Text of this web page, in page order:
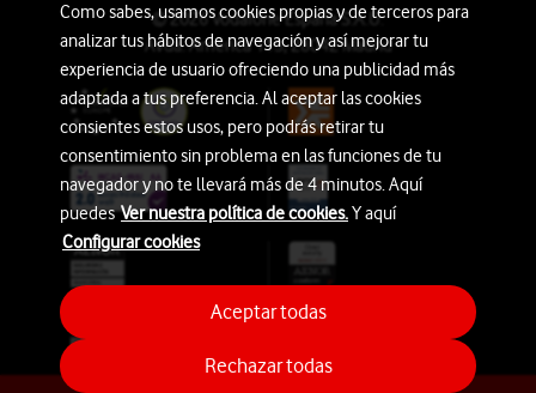
© 2026 Vodafone España S.A.U.
Avda. América 115, 28042 Madrid
Como sabes, usamos cookies propias y de terceros para
analizar tus hábitos de navegación y así mejorar tu
experiencia de usuario ofreciendo una publicidad más
adaptada a tus preferencia. Al aceptar las cookies
consientes estos usos, pero podrás retirar tu
consentimiento sin problema en las funciones de tu
navegador y no te llevará más de 4 minutos. Aquí
puedesVer nuestra política de cookies.Y aquí
Configurar cookies
Rechazar todas
Aceptar todas